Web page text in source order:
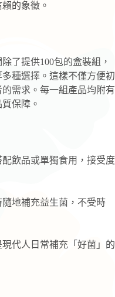
的象徵。
了提供100包的盒裝組，
種選擇。這樣不僅方便初
需求。每一組產品均附有
保障。
飲品或單獨食用，接受度
地補充益生菌，不受時
代人日常補充「好菌」的